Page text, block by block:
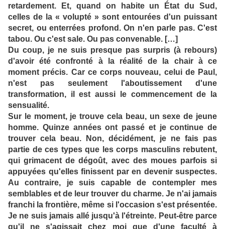
retardement. Et, quand on habite un État du Sud,
celles de la « volupté » sont entourées d'un puissant
secret, ou enterrées profond. On n'en parle pas. C'est
tabou. Ou c'est sale. Ou pas convenable. […]
Du coup, je ne suis presque pas surpris (à rebours)
d'avoir été confronté à la réalité de la chair à ce
moment précis. Car ce corps nouveau, celui de Paul,
n'est pas seulement l'aboutissement d'une
transformation, il est aussi le commencement de la
sensualité.
Sur le moment, je trouve cela beau, un sexe de jeune
homme. Quinze années ont passé et je continue de
trouver cela beau. Non, décidément, je ne fais pas
partie de ces types que les corps masculins rebutent,
qui grimacent de dégoût, avec des moues parfois si
appuyées qu'elles finissent par en devenir suspectes.
Au contraire, je suis capable de contempler mes
semblables et de leur trouver du charme. Je n'ai jamais
franchi la frontière, même si l'occasion s'est présentée.
Je ne suis jamais allé jusqu'à l'étreinte. Peut-être parce
qu'il ne s'agissait chez moi que d'une faculté à